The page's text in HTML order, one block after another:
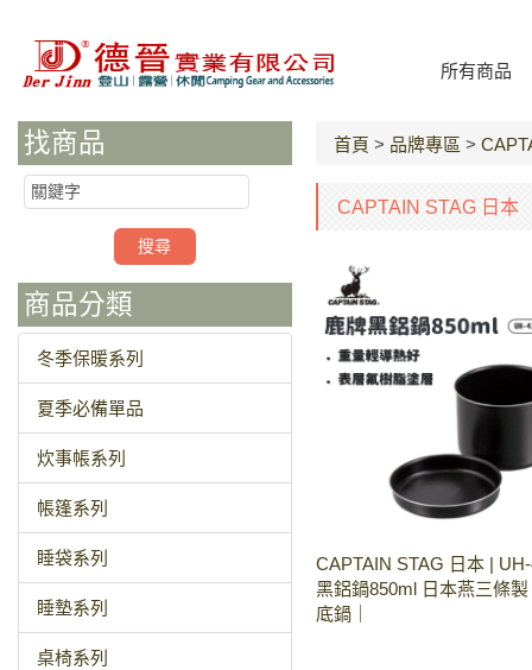
所有商品
找商品
商品分類
冬季保暖系列
夏季必備單品
炊事帳系列
帳篷系列
睡袋系列
睡墊系列
桌椅系列
首頁 > 品牌專區 >
CAPTAIN STAG 日本
CAPTAIN STAG 日本 |
黑鋁鍋850ml 日本燕三條
底鍋｜